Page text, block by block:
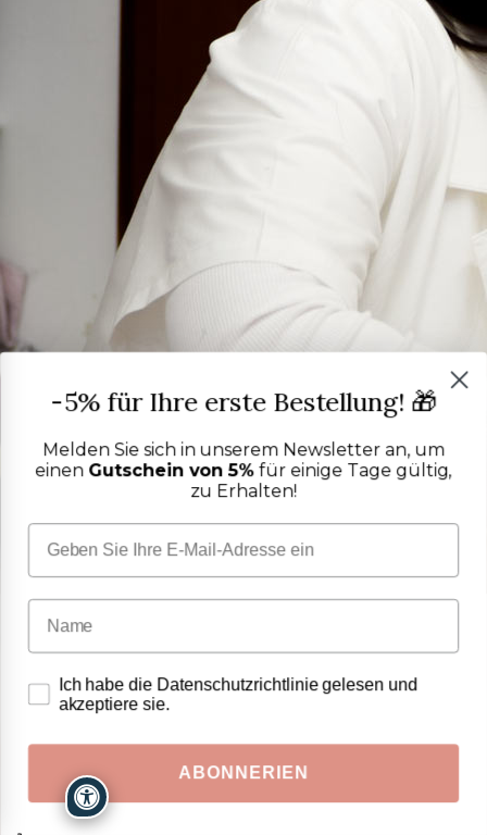
-5% für Ihre erste Bestellung! 🎁
Melden Sie sich in unserem Newsletter an, um
einen Gutschein von 5% für einige Tage gültig,
zu Erhalten!
Ich habe die Datenschutzrichtlinie gelesen und
akzeptiere sie.
ABONNERIEN